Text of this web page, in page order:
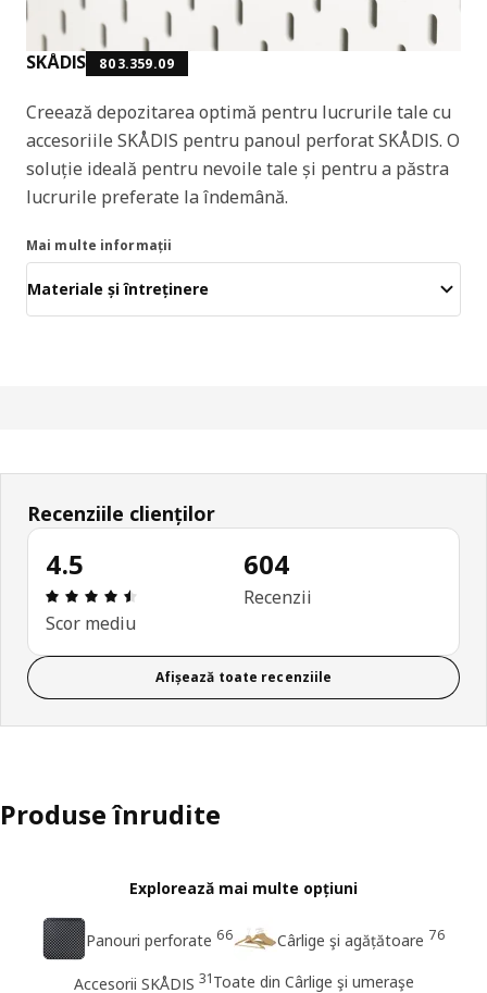
SKÅDIS 803.359.09
Creează depozitarea optimă pentru lucrurile tale cu
accesoriile SKÅDIS pentru panoul perforat SKÅDIS. O
soluție ideală pentru nevoile tale și pentru a păstra
lucrurile preferate la îndemână.
Mai multe informații
Materiale și întreținere
Recenziile clienților
4.5
Prezentare generală: 4.5 din 5 stele Total
Scor mediu
604
Recenzii
Afișează toate recenziile
Produse înrudite
Explorează mai multe opțiuni
Panouri perforate 66 Cârlige şi agățătoare 76
Accesorii SKÅDIS 31Toate din Cârlige şi umeraşe